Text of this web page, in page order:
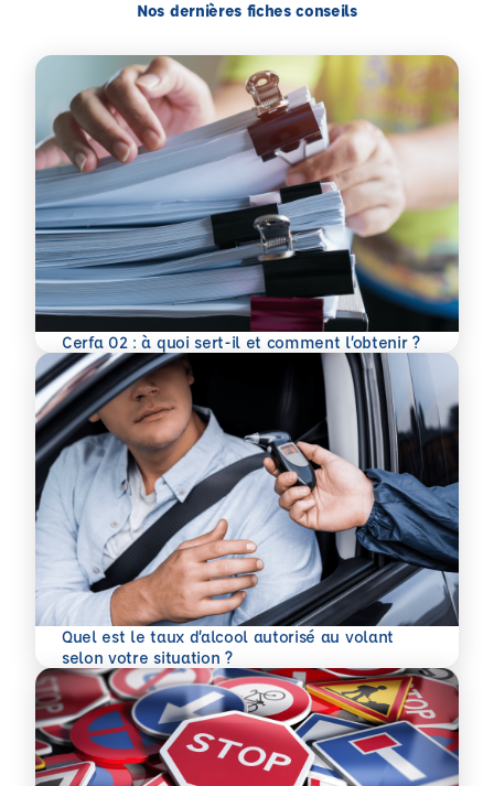
Nos dernières fiches conseils
Cerfa 02 : à quoi sert-il et comment l’obtenir ?
En savoir plus
Quel est le taux d’alcool autorisé au volant
selon votre situation ?
En savoir plus